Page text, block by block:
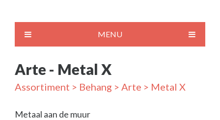
MENU
Arte - Metal X
Assortiment > Behang > Arte > Metal X
Metaal aan de muur